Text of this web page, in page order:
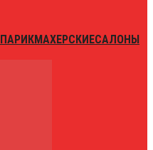
ПАРИКМАХЕРСКИЕСАЛОНЫ